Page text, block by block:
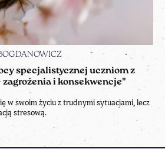
specjalistycznej uczniom z
zagrożenia i konsekwencje"
w swoim życiu z trudnymi sytuacjami, lecz
stresową.